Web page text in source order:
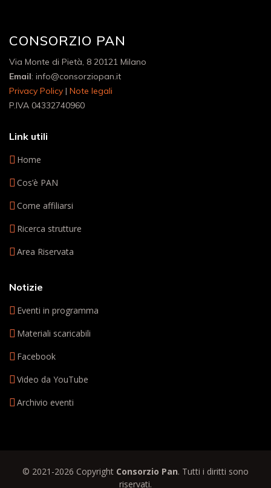
CONSORZIO PAN
Via Monte di Pietà, 8 20121 Milano
Email: info@consorziopan.it
Privacy Policy | Note legali
P.IVA 04332740960
Link utili
Home
Cos’è PAN
Come affiliarsi
Ricerca strutture
Area Riservata
Notizie
Eventi in programma
Materiali scaricabili
Facebook
Video da YouTube
Archivio eventi
© 2021-2026 Copyright Consorzio Pan. Tutti i diritti sono
riservati.